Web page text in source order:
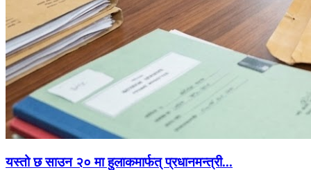
यस्तो छ साउन २० मा हुलाकमार्फत् प्रधानमन्त्री...